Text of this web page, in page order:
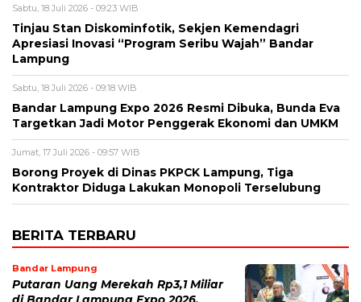
Sabtu, 18 Juli 2026 - 09:23 WIB
Tinjau Stan Diskominfotik, Sekjen Kemendagri
Apresiasi Inovasi “Program Seribu Wajah” Bandar
Lampung
Sabtu, 18 Juli 2026 - 09:18 WIB
Bandar Lampung Expo 2026 Resmi Dibuka, Bunda Eva
Targetkan Jadi Motor Penggerak Ekonomi dan UMKM
Jumat, 17 Juli 2026 - 09:57 WIB
Borong Proyek di Dinas PKPCK Lampung, Tiga
Kontraktor Diduga Lakukan Monopoli Terselubung
BERITA TERBARU
Bandar Lampung
Putaran Uang Merekah Rp3,1 Miliar